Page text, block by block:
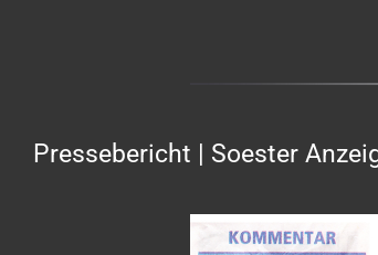
Pressebericht | Soester